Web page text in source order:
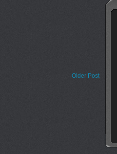
Older Post